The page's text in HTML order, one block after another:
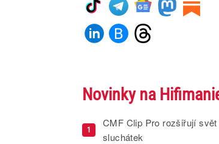
Novinky na
1
CMF Clip Pro rozšiřují
sluchátek